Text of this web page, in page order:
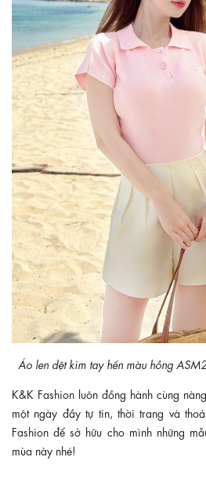
Áo len dệt kim tay hến màu hồng
K&K Fashion luôn đồng hành cùng
một ngày đầy tự tin, thời trang và
Fashion để sở hữu cho mình những
mùa này nhé!